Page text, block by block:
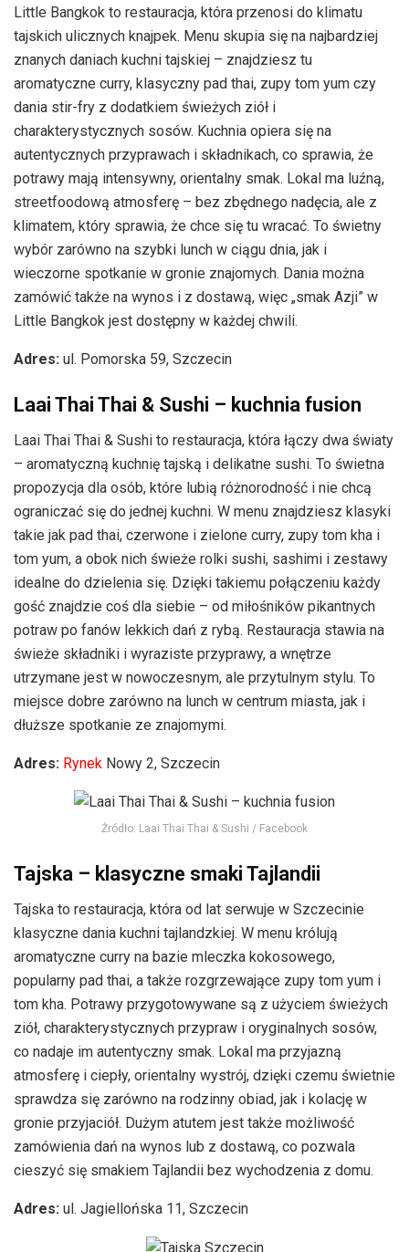
Little Bangkok to restauracja, która przenosi do klimatu
tajskich ulicznych knajpek. Menu skupia się na najbardziej
znanych daniach kuchni tajskiej – znajdziesz tu
aromatyczne curry, klasyczny pad thai, zupy tom yum czy
dania stir-fry z dodatkiem świeżych ziół i
charakterystycznych sosów. Kuchnia opiera się na
autentycznych przyprawach i składnikach, co sprawia, że
potrawy mają intensywny, orientalny smak. Lokal ma luźną,
streetfoodową atmosferę – bez zbędnego nadęcia, ale z
klimatem, który sprawia, że chce się tu wracać. To świetny
wybór zarówno na szybki lunch w ciągu dnia, jak i
wieczorne spotkanie w gronie znajomych. Dania można
zamówić także na wynos i z dostawą, więc „smak Azji” w
Little Bangkok jest dostępny w każdej chwili.
Adres: ul. Pomorska 59, Szczecin
Laai Thai Thai & Sushi – kuchnia fusion
Laai Thai Thai & Sushi to restauracja, która łączy dwa światy
– aromatyczną kuchnię tajską i delikatne sushi. To świetna
propozycja dla osób, które lubią różnorodność i nie chcą
ograniczać się do jednej kuchni. W menu znajdziesz klasyki
takie jak pad thai, czerwone i zielone curry, zupy tom kha i
tom yum, a obok nich świeże rolki sushi, sashimi i zestawy
idealne do dzielenia się. Dzięki takiemu połączeniu każdy
gość znajdzie coś dla siebie – od miłośników pikantnych
potraw po fanów lekkich dań z rybą. Restauracja stawia na
świeże składniki i wyraziste przyprawy, a wnętrze
utrzymane jest w nowoczesnym, ale przytulnym stylu. To
miejsce dobre zarówno na lunch w centrum miasta, jak i
dłuższe spotkanie ze znajomymi.
Adres: Rynek Nowy 2, Szczecin
Źródło: Laai Thai Thai & Sushi / Facebook
Tajska – klasyczne smaki Tajlandii
Tajska to restauracja, która od lat serwuje w Szczecinie
klasyczne dania kuchni tajlandzkiej. W menu królują
aromatyczne curry na bazie mleczka kokosowego,
popularny pad thai, a także rozgrzewające zupy tom yum i
tom kha. Potrawy przygotowywane są z użyciem świeżych
ziół, charakterystycznych przypraw i oryginalnych sosów,
co nadaje im autentyczny smak. Lokal ma przyjazną
atmosferę i ciepły, orientalny wystrój, dzięki czemu świetnie
sprawdza się zarówno na rodzinny obiad, jak i kolację w
gronie przyjaciół. Dużym atutem jest także możliwość
zamówienia dań na wynos lub z dostawą, co pozwala
cieszyć się smakiem Tajlandii bez wychodzenia z domu.
Adres: ul. Jagiellońska 11, Szczecin